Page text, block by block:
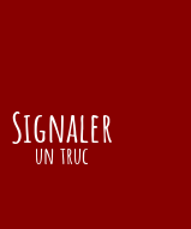
Signaler
un truc